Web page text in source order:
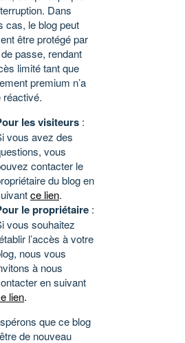
Dans
cas, le blog peut
être protégé par
passe, rendant
limité tant que
premium n’a
réactivé.
les visiteurs :
vous avez des
vous
contacter le
du blog en
ce lien.
le propriétaire :
vous souhaitez
l’accès à votre
nous vous
à nous
en suivant
lien.
que ce blog
de nouveau